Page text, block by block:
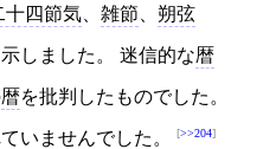
十四節気、 雑節、 朔弦
しました。 迷信的な暦
暦を批判したものでした。
いませんでした。 >>204